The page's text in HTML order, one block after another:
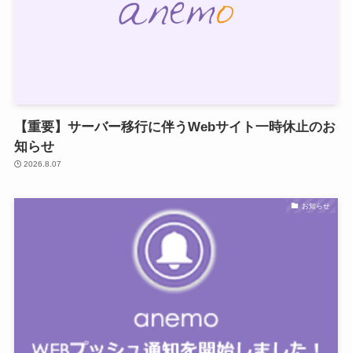
【重要】サーバー移行に伴うWebサイト一時休止のお
知らせ
2026.8.07
お知らせ